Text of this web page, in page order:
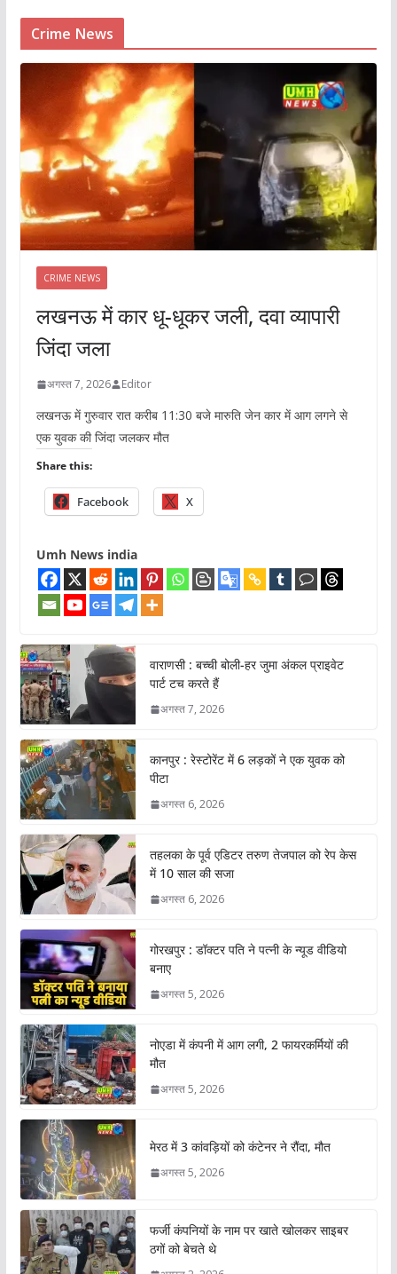
Crime News
CRIME NEWS
लखनऊ में कार धू-धूकर जली, दवा व्यापारी
जिंदा जला
अगस्त 7, 2026 Editor
लखनऊ में गुरुवार रात करीब 11:30 बजे मारुति जेन कार में आग लगने से
एक युवक की जिंदा जलकर मौत
Share this:
Facebook X
Umh News india
वाराणसी : बच्ची बोली-हर जुमा अंकल प्राइवेट
पार्ट टच करते हैं
अगस्त 7, 2026
कानपुर : रेस्टोरेंट में 6 लड़कों ने एक युवक को
पीटा
अगस्त 6, 2026
तहलका के पूर्व एडिटर तरुण तेजपाल को रेप केस
में 10 साल की सजा
अगस्त 6, 2026
गोरखपुर : डॉक्टर पति ने पत्नी के न्यूड वीडियो
बनाए
अगस्त 5, 2026
नोएडा में कंपनी में आग लगी, 2 फायरकर्मियों की
मौत
अगस्त 5, 2026
मेरठ में 3 कांवड़ियों को कंटेनर ने रौंदा, मौत
अगस्त 5, 2026
फर्जी कंपनियों के नाम पर खाते खोलकर साइबर
ठगों को बेचते थे